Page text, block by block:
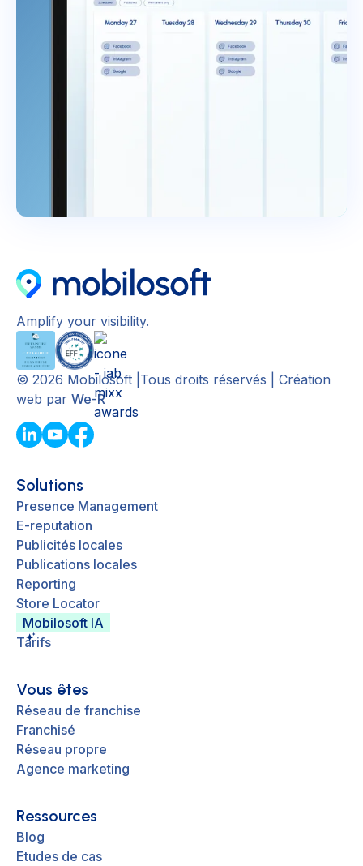
Amplify your visibility.
© 2026 Mobilosoft |Tous droits réservés | Création
web par We-R
Solutions
Presence Management
E-reputation
Publicités locales
Publications locales
Reporting
Store Locator
Mobilosoft IA
Tarifs
Vous êtes
Réseau de franchise
Franchisé
Réseau propre
Agence marketing
Ressources
Blog
Etudes de cas